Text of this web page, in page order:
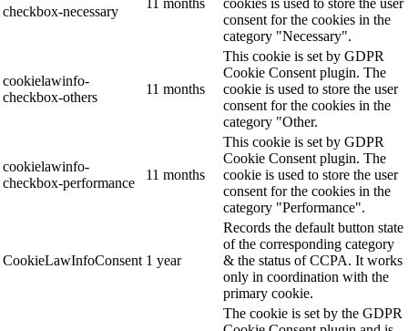
checkbox-necessary
11 months
cookies is used to store the user
consent for the cookies in the
category "Necessary".
cookielawinfo-
checkbox-others
11 months
This cookie is set by GDPR
Cookie Consent plugin. The
cookie is used to store the user
consent for the cookies in the
category "Other.
cookielawinfo-
checkbox-performance
11 months
This cookie is set by GDPR
Cookie Consent plugin. The
cookie is used to store the user
consent for the cookies in the
category "Performance".
CookieLawInfoConsent 1 year
Records the default button state
of the corresponding category
& the status of CCPA. It works
only in coordination with the
primary cookie.
The cookie is set by the GDPR